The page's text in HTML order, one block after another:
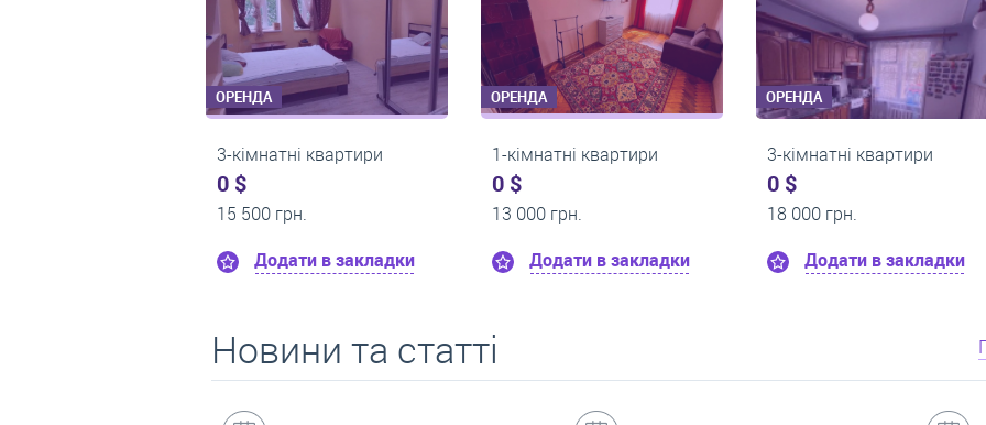
Додати в закладки
ОРЕНДА
1-кімнатні квартири
Додати в закладки
ОРЕНДА
2-кімнатні квартири
Додати в закладки
ОРЕНДА
2-кімнатні
Додати в
Новини та статті